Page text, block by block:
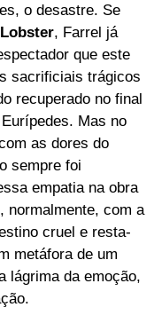
o desastre. Se
Lobster, Farrel já
que este
sacrificiais trágicos
recuperado no final
Mas no
as dores do
sempre foi
empatia na obra
normalmente, com a
cruel e resta-
metáfora de um
lágrima da emoção,